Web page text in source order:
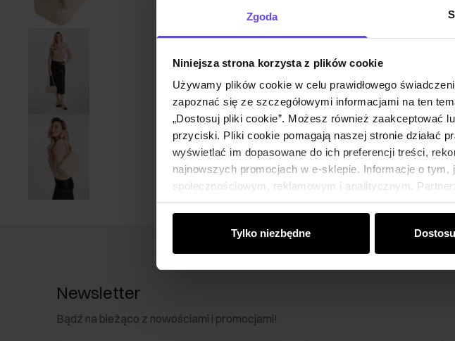
Zgoda
Niniejsza strona korzysta z plików cookie
Używamy plików cookie w celu prawidłowego
zapoznać się ze szczegółowymi informacjami na ten
„Dostosuj pliki cookie”. Możesz również zaakceptować
przyciski. Pliki cookie pomagają naszej stronie działać
wyświetlać im dopasowane do ich preferencji treści,
najnowszych promocjach w e-sklepie. Informacje o
społecznościowym, reklamowym i analitycznym.
od Ciebie lub uzyskanymi podczas korzystania z ich
Tylko niezbędne
Newsletter
Bądź na bieżąco z nowościami i promocjami!